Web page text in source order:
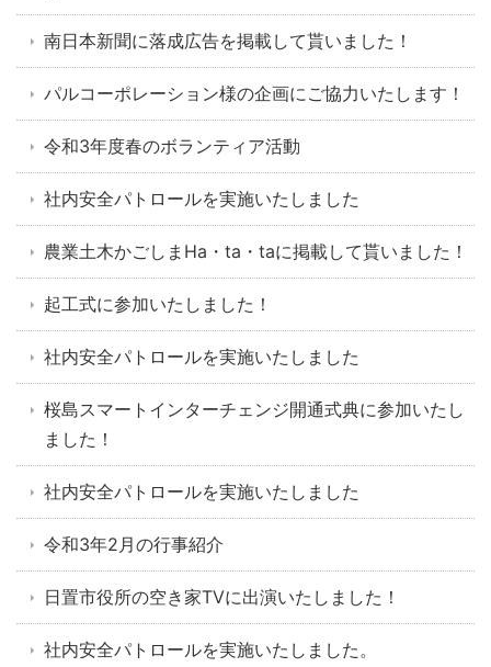
南日本新聞に落成広告を掲載して貰いました！
パルコーポレーション様の企画にご協力いたします！
令和3年度春のボランティア活動
社内安全パトロールを実施いたしました
農業土木かごしまHa・ta・taに掲載して貰いました！
起工式に参加いたしました！
社内安全パトロールを実施いたしました
桜島スマートインターチェンジ開通式典に参加いたし
ました！
社内安全パトロールを実施いたしました
令和3年2月の行事紹介
日置市役所の空き家TVに出演いたしました！
社内安全パトロールを実施いたしました。